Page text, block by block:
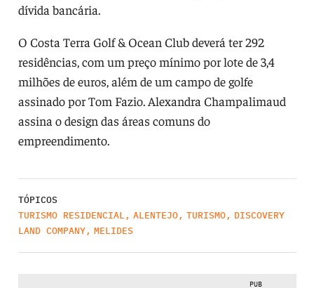
dívida bancária.
O Costa Terra Golf & Ocean Club deverá ter 292
residências, com um preço mínimo por lote de 3,4
milhões de euros, além de um campo de golfe
assinado por Tom Fazio. Alexandra Champalimaud
assina o design das áreas comuns do
empreendimento.
TÓPICOS
TURISMO RESIDENCIAL , ALENTEJO, TURISMO, DISCOVERY
LAND COMPANY, MELIDES
PUB